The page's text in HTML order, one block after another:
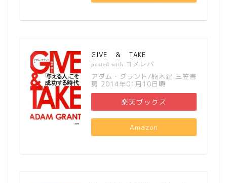
GIVE ＆ TAKE
posted with ヨメレバ
アダム・グラント/楠木建 三笠書
房 2014年01月10日頃
楽天ブックス
Amazon